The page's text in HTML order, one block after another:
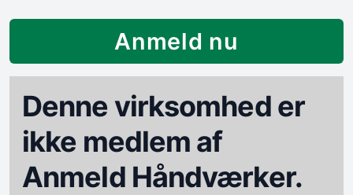
Anmeld nu
Denne virksomhed er
ikke medlem af
Anmeld Håndværker.